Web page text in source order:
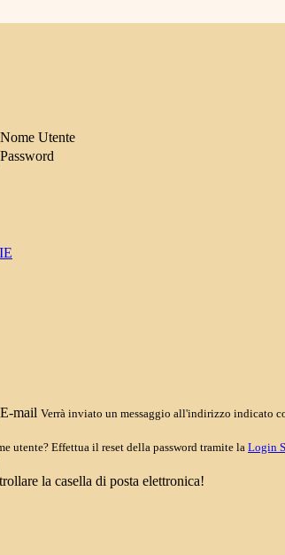
Nome Utente
Password
E-mail Verrà inviato un messaggio all'indirizzo indicato
utente? Effettua il reset della password tramite la Login
la casella di posta elettronica!